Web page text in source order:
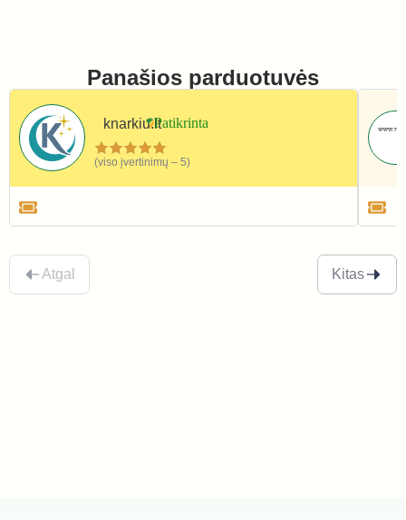
Panašios parduotuvės
knarkiu.lt
(viso įvertinimų – 5)
Atgal Kitas